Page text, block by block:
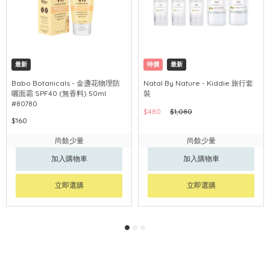
最新
Babo Botanicals - 金盞花物理防
曬面霜 SPF40 (無香料) 50ml
#80780
$160
尚餘少量
加入購物車
立即選購
特價 最新
Natal By Nature - Kiddie 旅行套
裝
$480
$1,080
尚餘少量
加入購物車
立即選購